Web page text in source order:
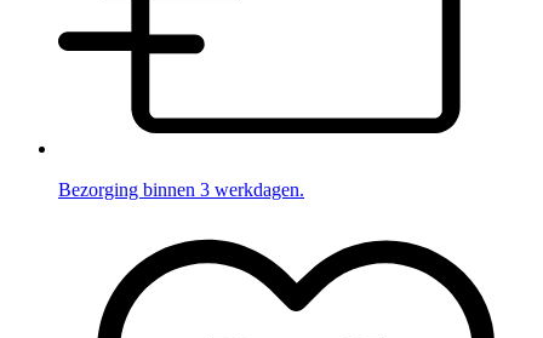
Bezorging binnen 3 werkdagen.